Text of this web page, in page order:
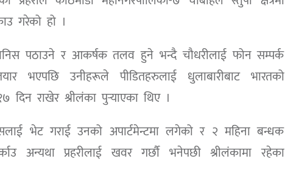
गरेको हो ।
पठाउने र आकर्षक तलव हुने भन्दै चौधरीलाई फोन सम्पर्क
भएपछि उनीहरूले पीडितहरुलाई धुलाबारीबाट भारतको
दिन राखेर श्रीलंका पुर्‍याएका थिए ।
भेट गराई उनको अपार्टमेन्टमा लगेको र २ महिना बन्धक
अन्यथा प्रहरीलाई खवर गर्छौ भनेपछी श्रीलंकामा रहेका